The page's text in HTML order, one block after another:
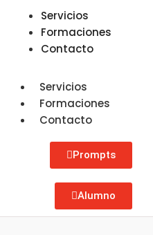
Servicios
Formaciones
Contacto
Servicios
Formaciones
Contacto
Prompts
Alumno